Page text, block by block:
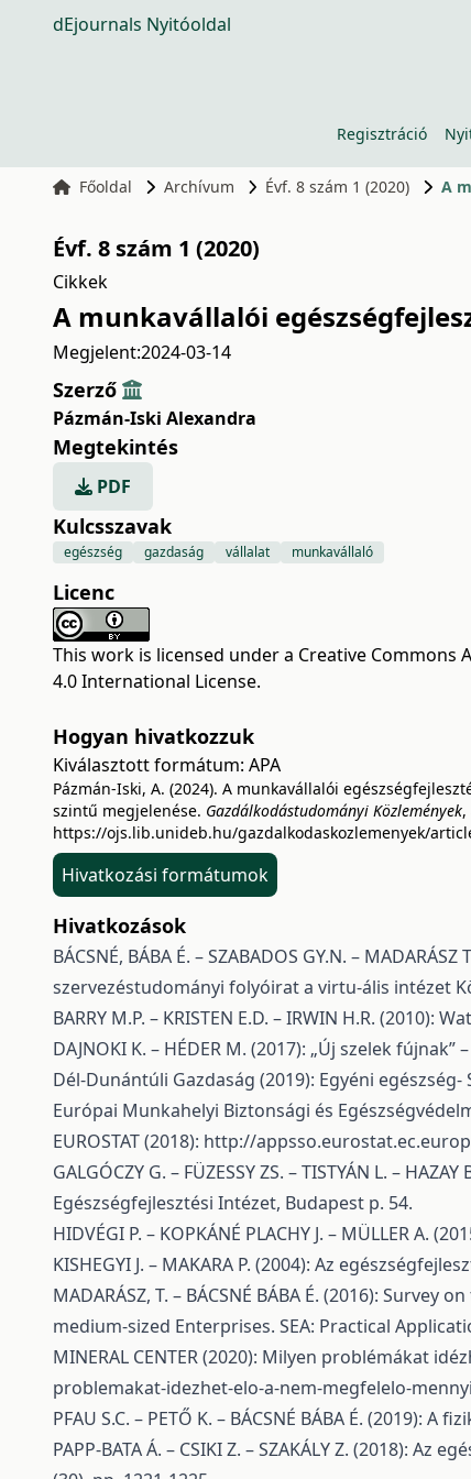
dEjournals Nyitóoldal
Regisztráció
Főoldal Archívum Évf. 8 szám 1 (2020) A
Évf. 8 szám 1 (2020)
Cikkek
A munkavállalói
Megjelent:2024-03-14
Szerző
Pázmán-Iski Alexandra
Megtekintés
PDF
Kulcsszavak
egészség gazdaság vállalat munkavállaló
Licenc
This work is licensed under a Creative Commons
4.0 International License.
Hogyan hivatkozzuk
Kiválasztott formátum: APA
Pázmán-Iski, A. (2024). A munkavállalói
szintű megjelenése. Gazdálkodástudományi Közlemények,
https://ojs.lib.unideb.hu/gazdalkodaskozlemenyek/
Hivatkozási formátumok
Hivatkozások
BÁCSNÉ, BÁBA É. – SZABADOS GY.N. –
szervezéstudományi folyóirat a virtu-ális intézet
BARRY M.P. – KRISTEN E.D. – IRWIN H.R.
DAJNOKI K. – HÉDER M. (2017): „Új szelek
Dél-Dunántúli Gazdaság (2019): Egyéni
Európai Munkahelyi Biztonsági és
EUROSTAT (2018): http://
GALGÓCZY G. – FÜZESSY ZS. – TISTYÁN L. –
Egészségfejlesztési Intézet, Budapest p. 54.
HIDVÉGI P. – KOPKÁNÉ PLACHY J. – MÜLLER A.
KISHEGYI J. – MAKARA P. (2004): Az
MADARÁSZ, T. – BÁCSNÉ BÁBA É. (2016):
medium-sized Enterprises. SEA: Practical
MINERAL CENTER (2020): Milyen problémákat
problemakat-idezhet-elo-a-nem-megfelelo-
PFAU S.C. – PETŐ K. – BÁCSNÉ BÁBA É. (2019):
PAPP-BATA Á. – CSIKI Z. – SZAKÁLY Z. (2018):